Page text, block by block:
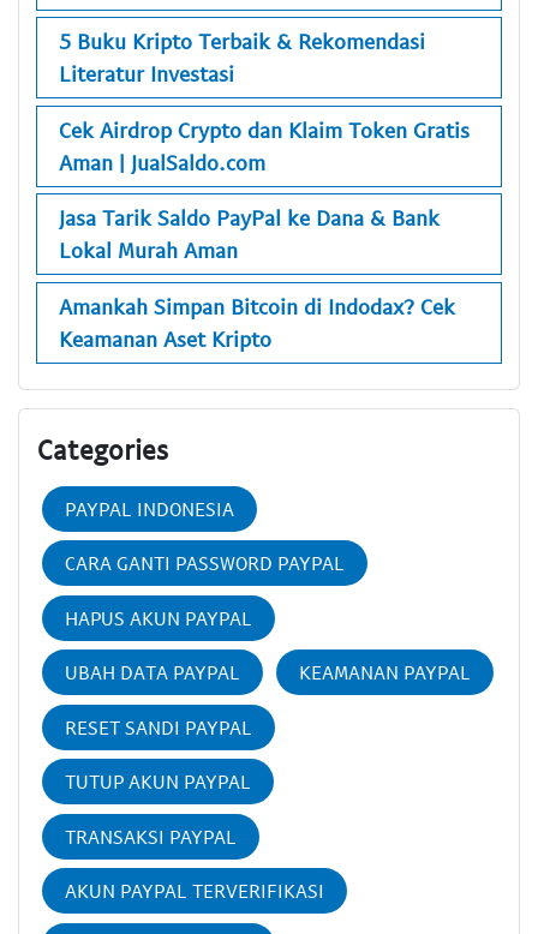
5 Buku Kripto Terbaik & Rekomendasi
Literatur Investasi
Cek Airdrop Crypto dan Klaim Token Gratis
Aman | JualSaldo.com
Jasa Tarik Saldo PayPal ke Dana & Bank
Lokal Murah Aman
Amankah Simpan Bitcoin di Indodax? Cek
Keamanan Aset Kripto
Categories
PAYPAL INDONESIA
CARA GANTI PASSWORD PAYPAL
HAPUS AKUN PAYPAL
UBAH DATA PAYPAL KEAMANAN PAYPAL
RESET SANDI PAYPAL
TUTUP AKUN PAYPAL
TRANSAKSI PAYPAL
AKUN PAYPAL TERVERIFIKASI